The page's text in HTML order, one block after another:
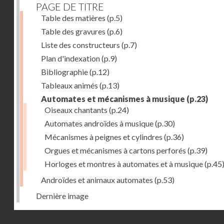
PAGE DE TITRE
Table des matières (p.5)
Table des gravures (p.6)
Liste des constructeurs (p.7)
Plan d'indexation(p.9)
Bibliographie(p.12)
Tableaux animés (p.13)
Automates et mécanismes à musique (p.23)
Oiseaux chantants (p.24)
Automates androïdes à musique(p.30)
Mécanismes à peignes et cylindres (p.36)
Orgues et mécanismes à cartons perforés (p.39)
Horloges et montres à automates et à musique(p.45)
Androïdes et animaux automates (p.53)
Dernière image